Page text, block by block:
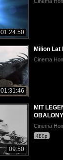
01:24:50
01:31:46
Milion Lat
Cinema
09:50
MIT
Cinema
480p